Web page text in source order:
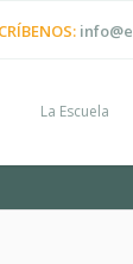
La Escuela